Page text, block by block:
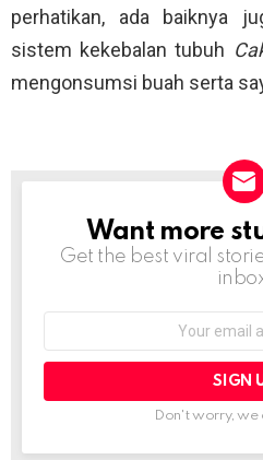
perhatikan, ada baiknya
sistem kekebalan tubuh
mengonsumsi buah serta
NEWSLETTER
Want more
Get the best viral
Don't worry, we